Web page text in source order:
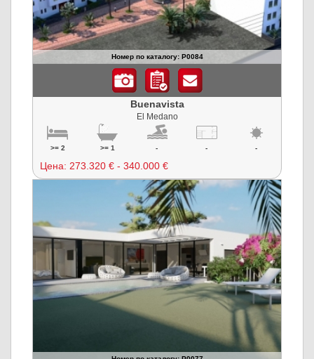
Номер по каталогу: P0084
Buenavista
El Medano
>= 2 >= 1 - - -
Цена: 273.320 € - 340.000 €